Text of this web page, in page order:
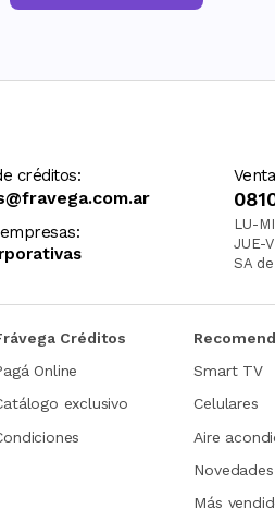
créditos:
LU-
JUE-
SA
Créditos
Online
exclusivo
Smart TV
Celulares
Aire
Novedades
Más